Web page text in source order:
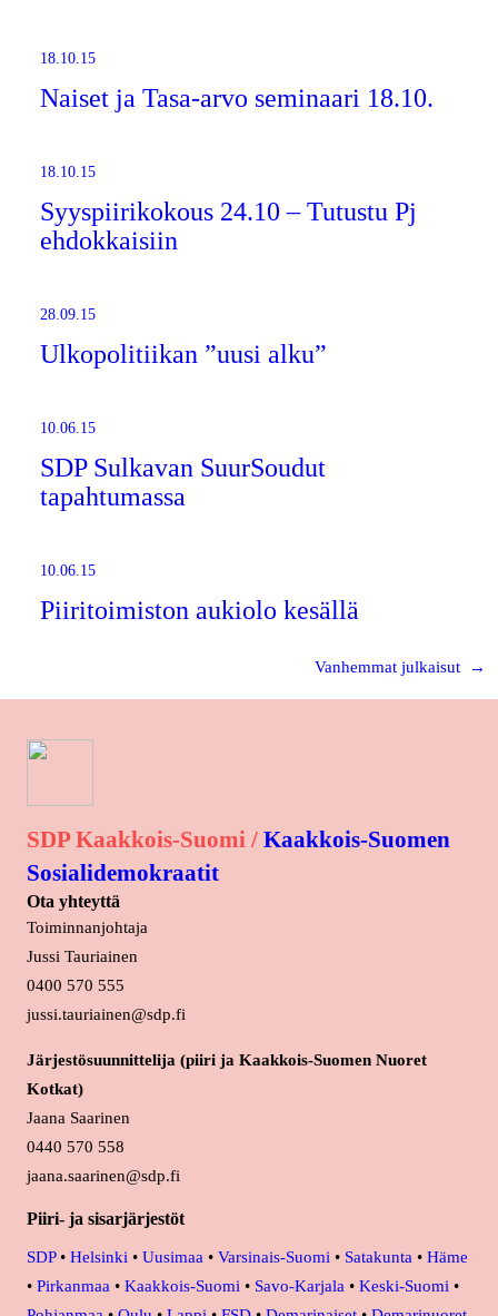
18.10.15
Naiset ja Tasa-arvo seminaari 18.10.
18.10.15
Syyspiirikokous 24.10 – Tutustu Pj
ehdokkaisiin
28.09.15
Ulkopolitiikan ”uusi alku”
10.06.15
SDP Sulkavan SuurSoudut
tapahtumassa
10.06.15
Piiritoimiston aukiolo kesällä
Vanhemmat julkaisut →
SDP Kaakkois-Suomi / Kaakkois-Suomen
Sosialidemokraatit
Ota yhteyttä
Toiminnanjohtaja
Jussi Tauriainen
0400 570 555
jussi.tauriainen@sdp.fi
Järjestösuunnittelija (piiri ja Kaakkois-Suomen Nuoret
Kotkat)
Jaana Saarinen
0440 570 558
jaana.saarinen@sdp.fi
Piiri- ja sisarjärjestöt
SDP• Helsinki • Uusimaa • Varsinais-Suomi • Satakunta • Häme
• Pirkanmaa • Kaakkois-Suomi • Savo-Karjala • Keski-Suomi •